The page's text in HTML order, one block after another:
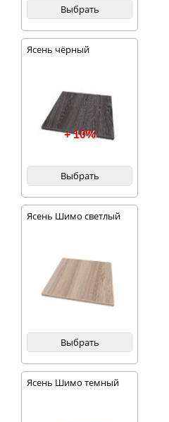
Выбрать
Ясень чёрный
+ 10%
Выбрать
Ясень Шимо светлый
Выбрать
Ясень Шимо темный